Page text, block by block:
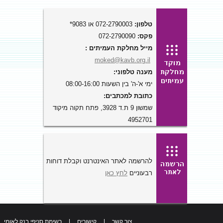
טלפון:
פקס:
מייל מחלקת העמיתים :
moked@kavb.org.il
מענה טלפוני:
ימי א'-ה' בין השעות 08:00-16:00
כתובת למכתבים:
שמשון 9 ת.ד 3928, פתח תקוה מיקוד
4952701
להרשמה לאתר האינטרנט וקבלת דוחות
רבעוניים לחץ כאן
צור קשר קישורים רשימת סניפי בנק לאומי